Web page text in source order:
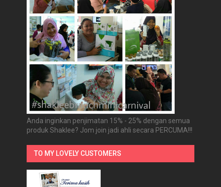
Anda inginkan penjimatan 15% - 25% dengan semua
produk Shaklee? Jom join jadi ahli secara PERCUMA!!!
TO MY LOVELY CUSTOMERS